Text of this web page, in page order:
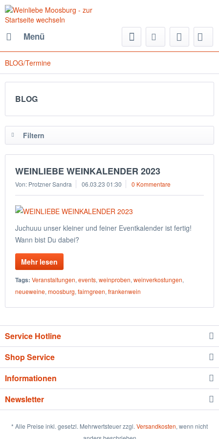
Menü
BLOG/Termine
BLOG
Filtern
WEINLIEBE WEINKALENDER 2023
Von: Protzner Sandra 06.03.23 01:30 0 Kommentare
Juchuuu unser kleiner und feiner Eventkalender ist fertig!
Wann bist Du dabei?
Mehr lesen
Tags: Veranstaltungen, events, weinproben, weinverkostungen,
neueweine, moosburg, fairngreen, frankenwein
Service Hotline
Shop Service
Informationen
Newsletter
* Alle Preise inkl. gesetzl. Mehrwertsteuer zzgl. Versandkosten, wenn nicht